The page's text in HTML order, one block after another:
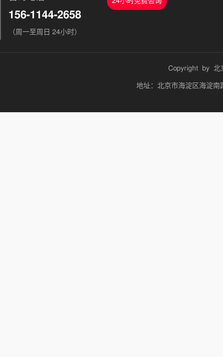
156-1144-2658
（周一至周日 24小时）
Copyright by 北
地址：北京市海淀区海淀